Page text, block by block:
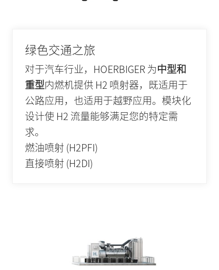
绿色交通之旅
对于汽车行业，HOERBIGER 为中型和
重型内燃机提供 H2 喷射器，既适用于
公路应用，也适用于越野应用。模块化
设计使 H2 流量能够满足您的特定需
求。
燃油喷射 (H2PFI)
直接喷射 (H2DI)